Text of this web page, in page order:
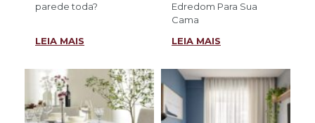
parede toda?
LEIA MAIS
Edredom Para Sua
Cama
LEIA MAIS